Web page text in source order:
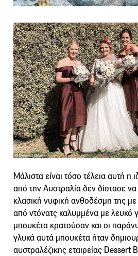
Μάλιστα είναι τόσο τέλεια αυτή η
από την Αυστραλία δεν δίστασε να
κλασική νυφική ανθοδέσμη της
από ντόνατς καλυμμένα με λευκό
μπουκέτα κρατούσαν και οι
γλυκά αυτά μπουκέτα ήταν
αυστραλέζικης εταιρείας Dessert